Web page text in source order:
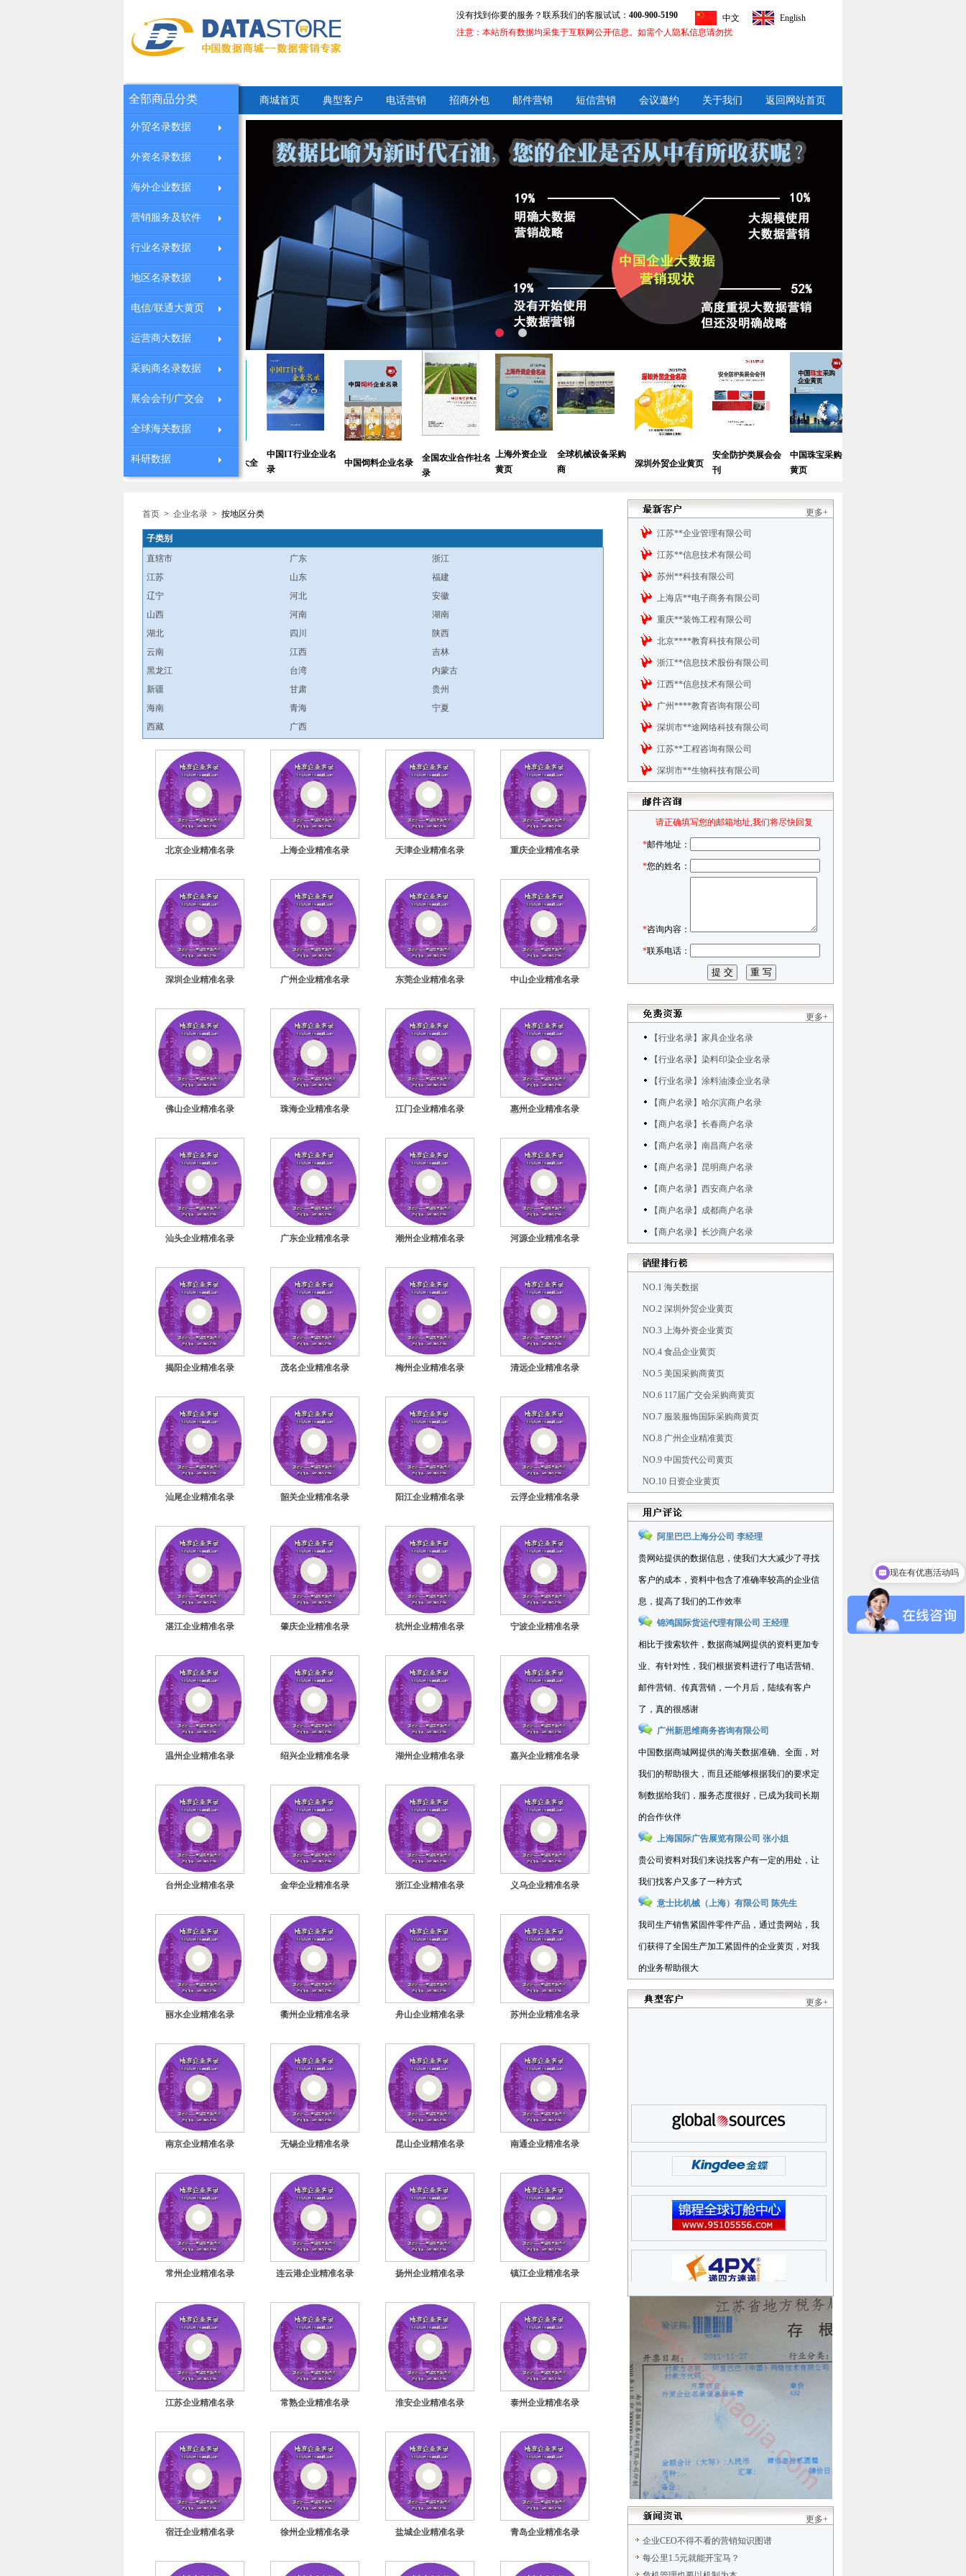
没有找到你要的服务？联系我们的客服试试： 400-900-5190 中文
English
注意：本站所有数据均采集于互联网公开信息。如需个人隐私信息请勿扰
商城首页 典型客户 电话营销 招商外包 邮件营销 短信营销 会议邀约 关于我们 返回网站首页
全国连锁药店大全
中国IT行业企业名
中国饲料企业名录
全国农业合作社名 上海外资企业
全球机械设备采购
深圳外贸企业黄页
安全防护类展会会
刊
中国珠宝采购企业
中国德国商会会员
全部商品分类
外贸名录数据
外资名录数据
海外企业数据
营销服务及软件
行业名录数据
地区名录数据
电信/联通大黄页
运营商大数据
采购商名录数据
展会会刊/广交会
全球海关数据
科研数据
更多+
江苏**企业管理有限公司
江苏**信息技术有限公司
苏州**科技有限公司
上海店**电子商务有限公司
重庆**装饰工程有限公司
北京****教育科技有限公司
浙江**信息技术股份有限公司
江西**信息技术有限公司
广州****教育咨询有限公司
深圳市**途网络科技有限公司
江苏**工程咨询有限公司
深圳市**生物科技有限公司
请正确填写您的邮箱地址,我们将尽快回复
*邮件地址：
*您的姓名：
*咨询内容：
*联系电话：
更多+
【行业名录】家具企业名录
【行业名录】染料印染企业名录
【行业名录】涂料油漆企业名录
【商户名录】哈尔滨商户名录
【商户名录】长春商户名录
【商户名录】南昌商户名录
【商户名录】昆明商户名录
【商户名录】西安商户名录
【商户名录】成都商户名录
【商户名录】长沙商户名录
NO.1 海关数据
NO.2 深圳外贸企业黄页
NO.3 上海外资企业黄页
NO.4 食品企业黄页
NO.5 美国采购商黄页
NO.6 117届广交会采购商黄页
NO.7 服装服饰国际采购商黄页
NO.8 广州企业精准黄页
NO.9 中国货代公司黄页
NO.10 日资企业黄页
阿里巴巴上海分公司 李经理
贵网站提供的数据信息，使我们大大减少了寻找
客户的成本，资料中包含了准确率较高的企业信
息，提高了我们的工作效率
锦鸿国际货运代理有限公司 王经理
相比于搜索软件，数据商城网提供的资料更加专
业、有针对性，我们根据资料进行了电话营销、
邮件营销、传真营销，一个月后，陆续有客户
了，真的很感谢
广州新思维商务咨询有限公司
中国数据商城网提供的海关数据准确、全面，对
我们的帮助很大，而且还能够根据我们的要求定
制数据给我们，服务态度很好，已成为我司长期
的合作伙伴
上海国际广告展览有限公司 张小姐
贵公司资料对我们来说找客户有一定的用处，让
我们找客户又多了一种方式
意士比机械（上海）有限公司 陈先生
我司生产销售紧固件零件产品，通过贵网站，我
们获得了全国生产加工紧固件的企业黄页，对我
的业务帮助很大
更多+
更多+
企业CEO不得不看的营销知识图谱
每公里1.5元就能开宝马？
首页 > 企业名录 > 按地区分类
子类别
直辖市
广东
浙江
江苏
山东
福建
辽宁
河北
安徽
山西
河南
湖南
湖北
四川
陕西
云南
江西
吉林
黑龙江
台湾
内蒙古
新疆
甘肃
贵州
海南
青海
宁夏
西藏
广西
北京企业精准名录 上海企业精准名录 天津企业精准名录 重庆企业精准名录
深圳企业精准名录 广州企业精准名录 东莞企业精准名录 中山企业精准名录
佛山企业精准名录 珠海企业精准名录 江门企业精准名录 惠州企业精准名录
汕头企业精准名录 广东企业精准名录 潮州企业精准名录 河源企业精准名录
揭阳企业精准名录 茂名企业精准名录 梅州企业精准名录 清远企业精准名录
汕尾企业精准名录 韶关企业精准名录 阳江企业精准名录 云浮企业精准名录
湛江企业精准名录 肇庆企业精准名录 杭州企业精准名录 宁波企业精准名录
温州企业精准名录 绍兴企业精准名录 湖州企业精准名录 嘉兴企业精准名录
台州企业精准名录 金华企业精准名录 浙江企业精准名录 义乌企业精准名录
丽水企业精准名录 衢州企业精准名录 舟山企业精准名录 苏州企业精准名录
南京企业精准名录 无锡企业精准名录 昆山企业精准名录 南通企业精准名录
常州企业精准名录 连云港企业精准名录 扬州企业精准名录 镇江企业精准名录
江苏企业精准名录 常熟企业精准名录 淮安企业精准名录 泰州企业精准名录
宿迁企业精准名录 徐州企业精准名录 盐城企业精准名录 青岛企业精准名录
可以介绍下你们的产品么